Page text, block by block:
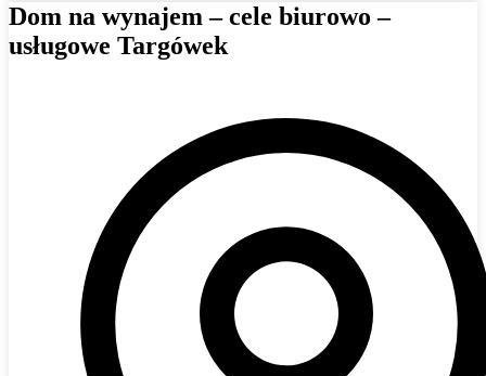
Dom na wynajem – cele biurowo –
usługowe Targówek